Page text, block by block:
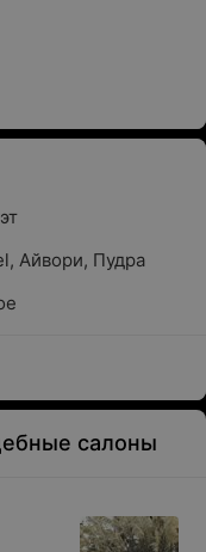
, Айвори, Пудра
салоны